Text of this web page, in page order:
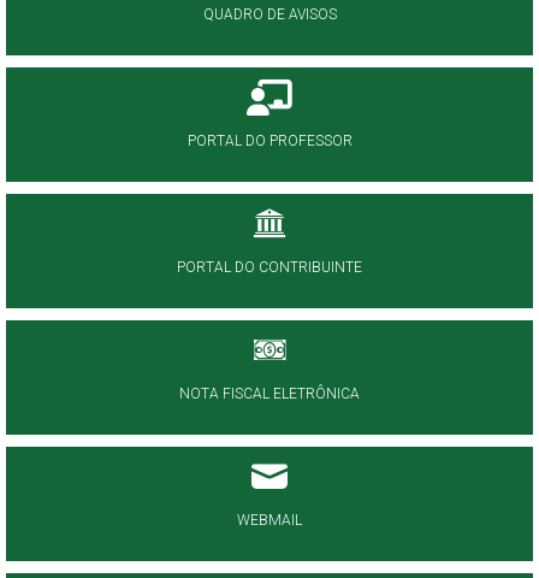
QUADRO DE AVISOS
PORTAL DO PROFESSOR
PORTAL DO CONTRIBUINTE
NOTA FISCAL ELETRÔNICA
WEBMAIL